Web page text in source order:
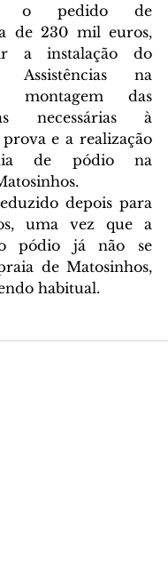
o pedido de
de 230 mil euros,
a instalação do
na
montagem das
necessárias à
e a realização
de pódio na
depois para
uma vez que a
pódio já não se
de Matosinhos,
habitual.